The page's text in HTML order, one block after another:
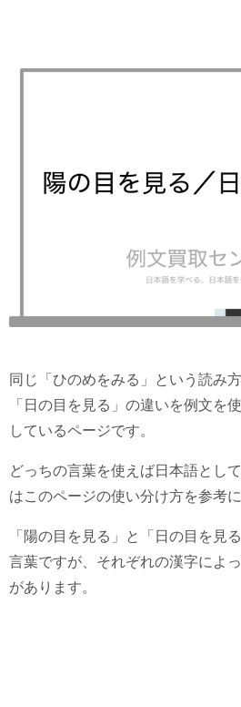
同じ「ひのめをみる」という読み
「日の目を見る」の違いを例文を
しているページです。
どっちの言葉を使えば日本語とし
はこのページの使い分け方を参考
「陽の目を見る」と「日の目を見
言葉ですが、それぞれの漢字によ
があります。